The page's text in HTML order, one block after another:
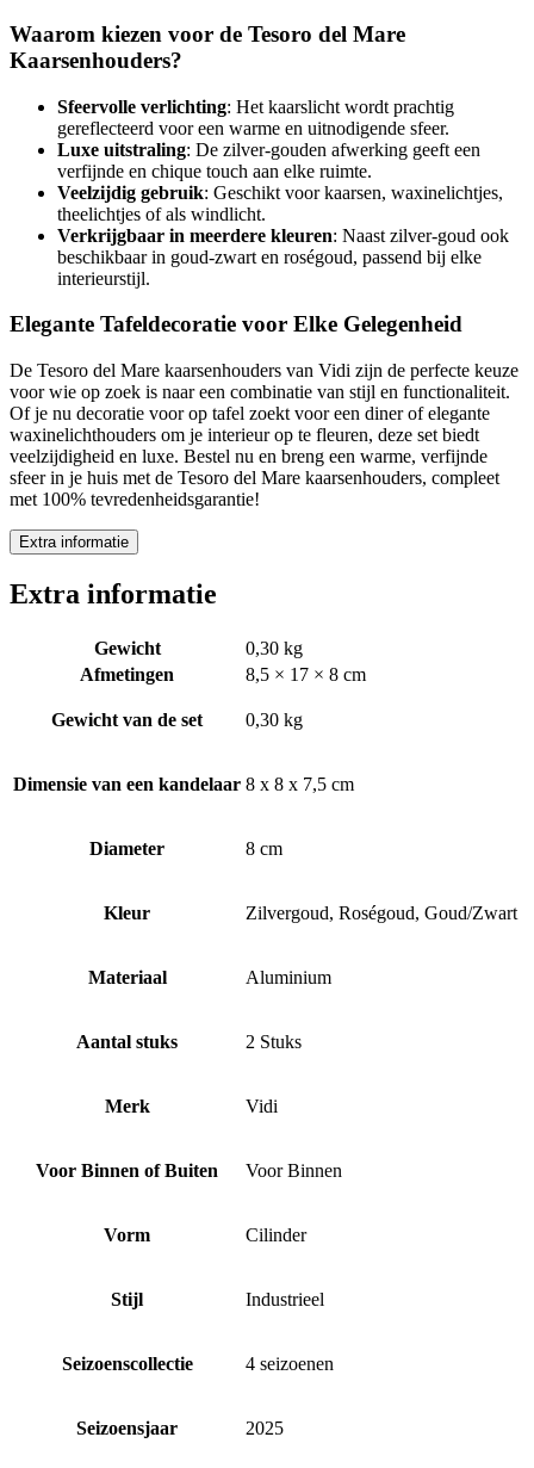
Waarom kiezen voor de Tesoro del Mare
Kaarsenhouders?
Sfeervolle verlichting: Het kaarslicht wordt prachtig
gereflecteerd voor een warme en uitnodigende sfeer.
Luxe uitstraling: De zilver-gouden afwerking geeft een
verfijnde en chique touch aan elke ruimte.
Veelzijdig gebruik: Geschikt voor kaarsen, waxinelichtjes,
theelichtjes of als windlicht.
Verkrijgbaar in meerdere kleuren: Naast zilver-goud ook
beschikbaar in goud-zwart en roségoud, passend bij elke
interieurstijl.
Elegante Tafeldecoratie voor Elke Gelegenheid
De Tesoro del Mare kaarsenhouders van Vidi zijn de perfecte keuze
voor wie op zoek is naar een combinatie van stijl en functionaliteit.
Of je nu decoratie voor op tafel zoekt voor een diner of elegante
waxinelichthouders om je interieur op te fleuren, deze set biedt
veelzijdigheid en luxe. Bestel nu en breng een warme, verfijnde
sfeer in je huis met de Tesoro del Mare kaarsenhouders, compleet
met 100% tevredenheidsgarantie!
Extra informatie
Extra informatie
Gewicht
0,30 kg
Afmetingen
8,5 × 17 × 8 cm
Gewicht van de set 0,30 kg
Dimensie van een kandelaar 8 x 8 x 7,5 cm
Diameter 8 cm
Kleur Zilvergoud, Roségoud, Goud/Zwart
Materiaal Aluminium
Aantal stuks 2 Stuks
Merk Vidi
Voor Binnen of Buiten Voor Binnen
Vorm Cilinder
Stijl Industrieel
Seizoenscollectie 4 seizoenen
Seizoensjaar 2025